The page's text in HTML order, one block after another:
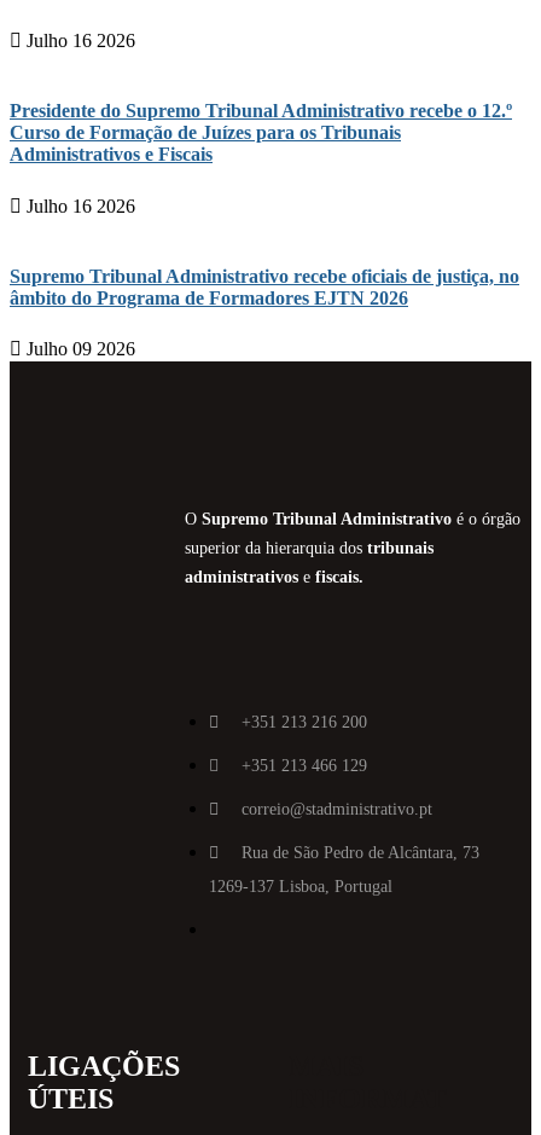
Julho 16 2026
Presidente do Supremo Tribunal Administrativo recebe o 12.º
Curso de Formação de Juízes para os Tribunais
Administrativos e Fiscais
Julho 16 2026
Supremo Tribunal Administrativo recebe oficiais de justiça, no
âmbito do Programa de Formadores EJTN 2026
Julho 09 2026
O Supremo Tribunal Administrativoé o órgão
superior da hierarquia dos tribunais
administrativose fiscais.
+351 213 216 200
+351 213 466 129
correio@stadministrativo.pt
Rua de São Pedro de Alcântara, 73
1269-137 Lisboa, Portugal
LIGAÇÕES
ÚTEIS